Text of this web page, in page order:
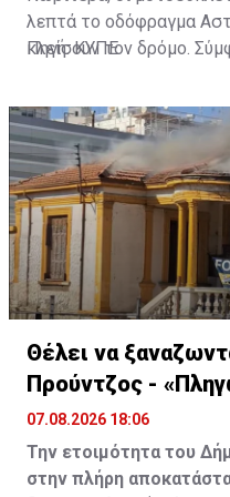
λεπτά το οδόφραγμα
κλείσουν τον δρόμο.
τους, οι
Τύμβο Μακεδονίτισσας,
Αγίου Δομετίου.
Πηγή: ΚΥΠΕ
Θέλει να
Προύντζος -
07.08.2026 18:06
Την ετοιμότητα του
στην πλήρη